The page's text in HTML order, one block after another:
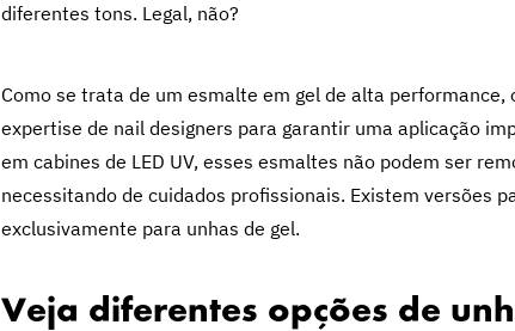
diferentes tons. Legal, não?
Como se trata de um esmalte em gel de alta
expertise de nail designers para garantir uma aplicação
em cabines de LED UV, esses esmaltes não podem ser
necessitando de cuidados profissionais. Existem versões
exclusivamente para unhas de gel.
Veja diferentes opções de